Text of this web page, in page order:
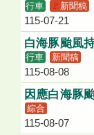
行車 🚩 新聞稿
115-07-21
白海豚颱風
國5頭城蘇澳
路封閉等管制
行車 新聞稿
115-08-08
因應白海豚
最高速限需
制
綜合
115-08-07